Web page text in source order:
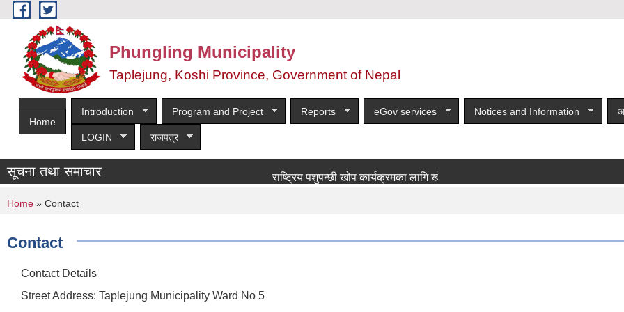
Skip to main content
Phungling Municipality
Taplejung, Koshi Province, Government of Nepal
Home
Introduction Program and Project Reports eGov services Notices and Information
LOGIN राजपत्र
सूचना तथा समाचार राष्ट्रिय पशुपन्छी खोप कार्यक्रमका लागि खोपकर्ता आवश्यकता सम्बन्धी सूचना!
You are here
Home » Contact
Contact
Contact Details
Street Address: Taplejung Municipality Ward No 5